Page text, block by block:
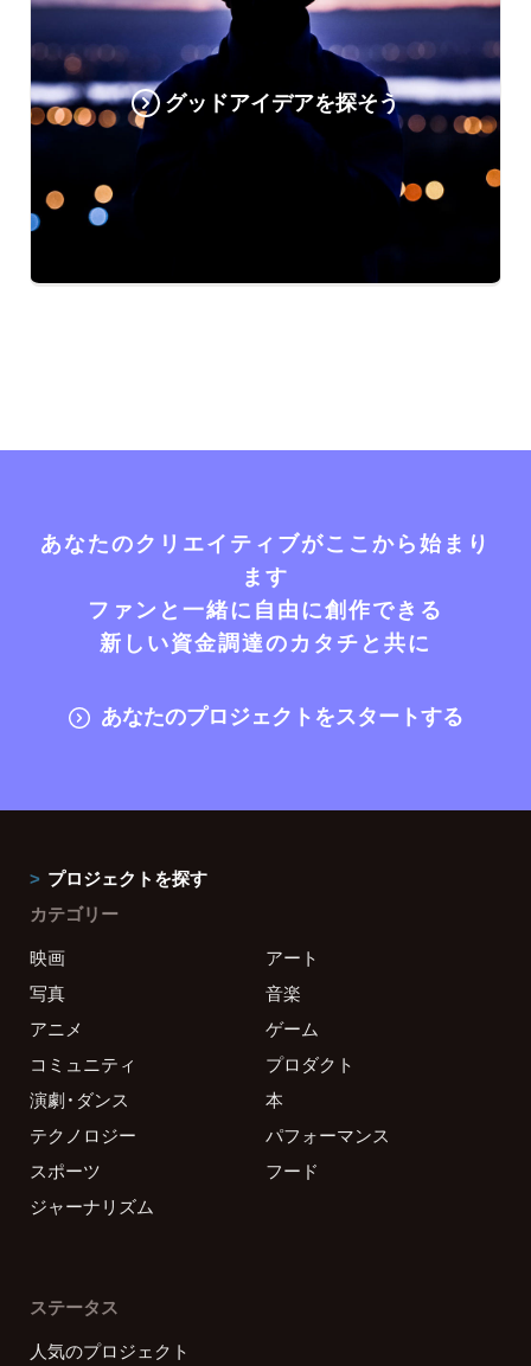
グッドアイデアを探そう
あなたのクリエイティブがここから始まり
ます
ファンと一緒に自由に創作できる
新しい資金調達のカタチと共に
あなたのプロジェクトをスタートする
プロジェクトを探す
カテゴリー
映画
アート
写真
音楽
アニメ
ゲーム
コミュニティ
プロダクト
演劇・ダンス
本
テクノロジー
パフォーマンス
スポーツ
フード
ジャーナリズム
ステータス
人気のプロジェクト